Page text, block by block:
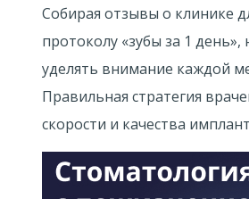
Собирая отзывы о клинике
протоколу «зубы за 1
уделять внимание каждой
Правильная стратегия
скорости и качества